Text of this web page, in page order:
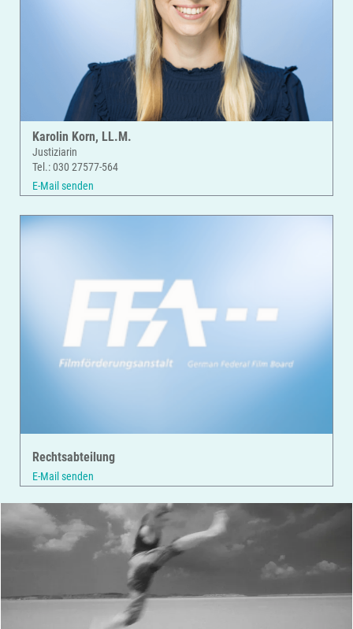
Karolin Korn, LL.M.
Justiziarin
Tel.: 030 27577-564
E-Mail senden
Rechtsabteilung
E-Mail senden